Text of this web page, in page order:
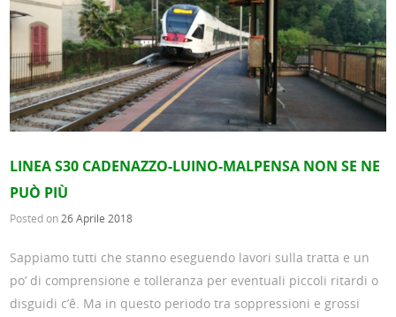
LINEA S30 CADENAZZO-LUINO-MALPENSA NON SE NE
PUÒ PIÙ
Posted on 26 Aprile 2018
Sappiamo tutti che stanno eseguendo lavori sulla tratta e un
po’ di comprensione e tolleranza per eventuali piccoli ritardi o
disguidi c’ê. Ma in questo periodo tra soppressioni e grossi